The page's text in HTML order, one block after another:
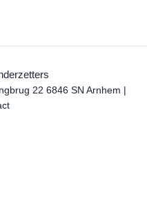
22 6846 SN Arnhem |